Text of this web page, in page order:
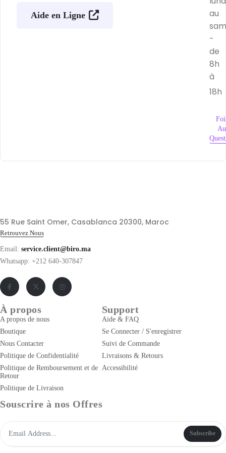
Aide en Ligne
au
-
de
8h
à
18h
55 Rue Saint Omer, Casablanca 20300, Maroc
Retrouvez Nous
Email: service.client@biro.ma
Whatsapp: +212 640-307847
À propos
A propos de nous
Boutique
Nous Contacter
Politique de Confidentialité
Politique de Remboursement et de
Retour
Politique de Livraison
Support
Aide & FAQ
Se Connecter / S'enregistrer
Suivi de Commande
Livraisons & Retours
Accessibilité
Souscrire à nos Offres
Subscribe